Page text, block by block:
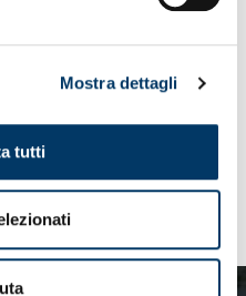
Mostra dettagli
tutti
Il Genoa c’è. Soltanto nel
completata e, per il futuro,